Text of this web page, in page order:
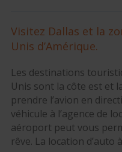
Visitez Dallas et la
Unis d’Amérique.
Les destinations
Unis sont la côte est et
prendre l’avion en
véhicule à l’agence de
aéroport peut vous
rêve. La location d’auto